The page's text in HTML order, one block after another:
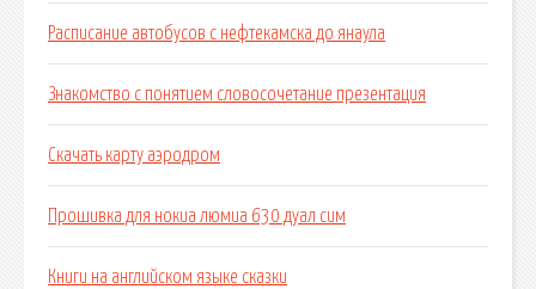
Расписание автобусов с нефтекамска до янаула
Знакомство с понятием словосочетание презентация
Скачать карту аэродром
Прошивка для нокиа люмиа 630 дуал сим
Книги на английском языке сказки